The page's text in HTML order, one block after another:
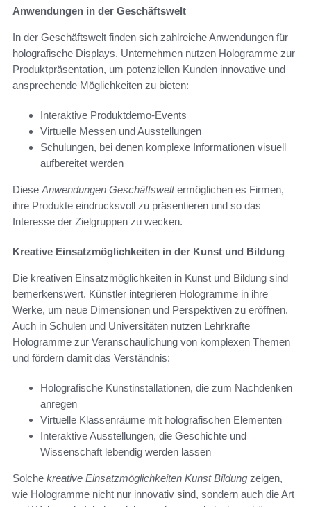
Anwendungen in der Geschäftswelt
In der Geschäftswelt finden sich zahlreiche Anwendungen für
holografische Displays. Unternehmen nutzen Hologramme zur
Produktpräsentation, um potenziellen Kunden innovative und
ansprechende Möglichkeiten zu bieten:
Interaktive Produktdemo-Events
Virtuelle Messen und Ausstellungen
Schulungen, bei denen komplexe Informationen visuell
aufbereitet werden
Diese Anwendungen Geschäftsweltermöglichen es Firmen,
ihre Produkte eindrucksvoll zu präsentieren und so das
Interesse der Zielgruppen zu wecken.
Kreative Einsatzmöglichkeiten in der Kunst und Bildung
Die kreativen Einsatzmöglichkeiten in Kunst und Bildung sind
bemerkenswert. Künstler integrieren Hologramme in ihre
Werke, um neue Dimensionen und Perspektiven zu eröffnen.
Auch in Schulen und Universitäten nutzen Lehrkräfte
Hologramme zur Veranschaulichung von komplexen Themen
und fördern damit das Verständnis:
Holografische Kunstinstallationen, die zum Nachdenken
anregen
Virtuelle Klassenräume mit holografischen Elementen
Interaktive Ausstellungen, die Geschichte und
Wissenschaft lebendig werden lassen
Solche kreative Einsatzmöglichkeiten Kunst Bildung zeigen,
wie Hologramme nicht nur innovativ sind, sondern auch die Art